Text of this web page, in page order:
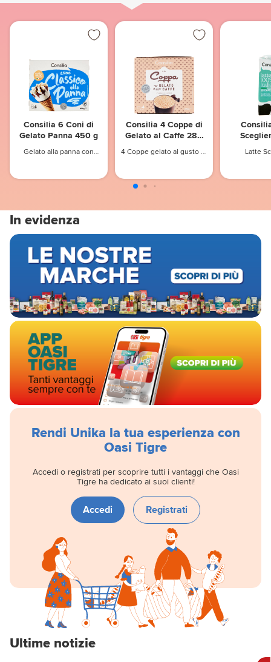
Consilia 6 Coni di
Gelato Panna 450 g
Gelato alla panna con
granella di nocciole e
Consilia 4 Coppe di
Gelato al Caffe 280
4 Coppe gelato al gusto di
Latte
In evidenza
Rendi Unika la tua esperienza con
Oasi Tigre
Accedi o registrati per scoprire tutti i vantaggi che Oasi
Tigre ha dedicato ai suoi clienti!
Accedi Registrati
Ultime notizie